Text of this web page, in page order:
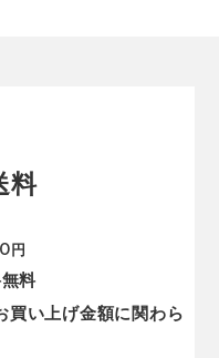
料
円
料
買い上げ金額に関わら